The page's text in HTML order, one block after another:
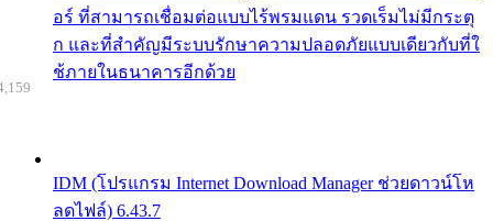
อร์ ที่สามารถเชื่อมต่อแบบไร้พรมแดน รวดเร็มไม่มีกระตุ
ก และที่สำคัญมีระบบรักษาความปลอดภัยแบบเดียวกับที่ใ
ช้ภายในธนาคารอีกด้วย
IDM (โปรแกรม Internet Download Manager ช่วยดาวน์โห
ลดไฟล์) 6.43.7